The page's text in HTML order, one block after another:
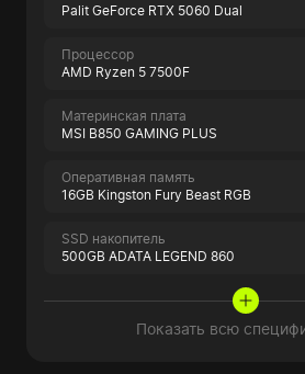
Palit GeForce RTX 5060 Dual
Процессор
AMD Ryzen 5 7500F
Материнская плата
MSI B850 GAMING PLUS
Оперативная память
16GB Kingston Fury Beast RGB
SSD накопитель
500GB ADATA LEGEND 860
Показать всю